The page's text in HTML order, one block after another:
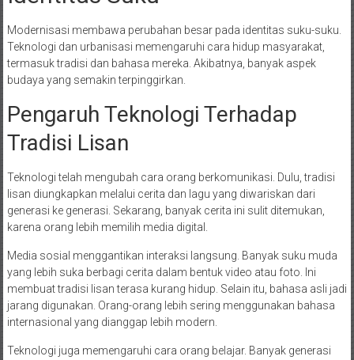
Modernisasi membawa perubahan besar pada identitas suku-suku.
Teknologi dan urbanisasi memengaruhi cara hidup masyarakat,
termasuk tradisi dan bahasa mereka. Akibatnya, banyak aspek
budaya yang semakin terpinggirkan.
Pengaruh Teknologi Terhadap
Tradisi Lisan
Teknologi telah mengubah cara orang berkomunikasi. Dulu, tradisi
lisan diungkapkan melalui cerita dan lagu yang diwariskan dari
generasi ke generasi. Sekarang, banyak cerita ini sulit ditemukan,
karena orang lebih memilih media digital.
Media sosial menggantikan interaksi langsung. Banyak suku muda
yang lebih suka berbagi cerita dalam bentuk video atau foto. Ini
membuat tradisi lisan terasa kurang hidup. Selain itu, bahasa asli jadi
jarang digunakan. Orang-orang lebih sering menggunakan bahasa
internasional yang dianggap lebih modern.
Teknologi juga memengaruhi cara orang belajar. Banyak generasi